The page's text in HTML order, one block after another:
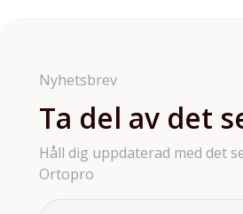
Nyhetsbrev
Ta del av det
Håll dig uppdaterad med det
Ortopro